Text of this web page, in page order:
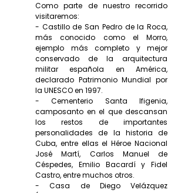
Como parte de nuestro recorrido
visitaremos:
- Castillo de San Pedro de la Roca,
más conocido como el Morro,
ejemplo más completo y mejor
conservado de la arquitectura
militar española en América,
declarado Patrimonio Mundial por
la UNESCO en 1997.
- Cementerio Santa Ifigenia,
camposanto en el que descansan
los restos de importantes
personalidades de la historia de
Cuba, entre ellas el Héroe Nacional
José Martí, Carlos Manuel de
Céspedes, Emilio Bacardí y Fidel
Castro, entre muchos otros.
- Casa de Diego Velázquez